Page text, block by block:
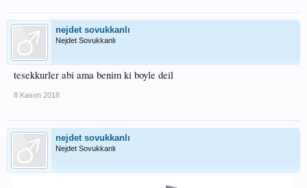
nejdet sovukkanlı
Nejdet Sovukkanlı
tesekkurler abi ama benim ki boyle deil
8 Kasım 2018
nejdet sovukkanlı
Nejdet Sovukkanlı